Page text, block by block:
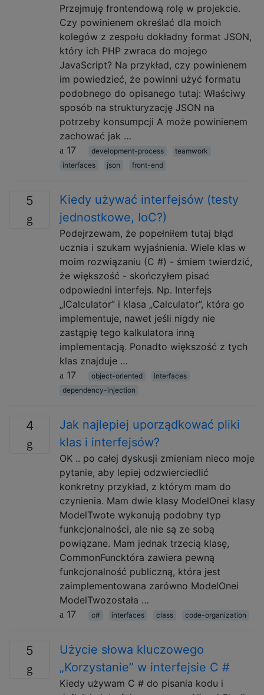
Przejmuję frontendową rolę w projekcie.
Czy powinienem określać dla moich
kolegów z zespołu dokładny format JSON,
który ich PHP zwraca do mojego
JavaScript? Na przykład, czy powinienem
im powiedzieć, że powinni użyć formatu
podobnego do opisanego tutaj: Właściwy
sposób na strukturyzację JSON na
potrzeby konsumpcji A może powinienem
zachować jak …
17
development-process
teamwork
interfaces
json front-end
5
Kiedy używać interfejsów (testy
jednostkowe, IoC?)
Podejrzewam, że popełniłem tutaj błąd
ucznia i szukam wyjaśnienia. Wiele klas w
moim rozwiązaniu (C #) - śmiem twierdzić,
że większość - skończyłem pisać
odpowiedni interfejs. Np. Interfejs
„ICalculator” i klasa „Calculator”, która go
implementuje, nawet jeśli nigdy nie
zastąpię tego kalkulatora inną
implementacją. Ponadto większość z tych
klas znajduje …
17
object-oriented
interfaces
dependency-injection
4
Jak najlepiej uporządkować pliki
klas i interfejsów?
OK .. po całej dyskusji zmieniam nieco moje
pytanie, aby lepiej odzwierciedlić
konkretny przykład, z którym mam do
czynienia. Mam dwie klasy ModelOnei klasy
ModelTwote wykonują podobny typ
funkcjonalności, ale nie są ze sobą
powiązane. Mam jednak trzecią klasę,
CommonFuncktóra zawiera pewną
funkcjonalność publiczną, która jest
zaimplementowana zarówno ModelOnei
ModelTwozostała …
17
c# interfaces class code-organization
5
Użycie słowa kluczowego
„Korzystanie” w interfejsie C #
Kiedy używam C # do pisania kodu i